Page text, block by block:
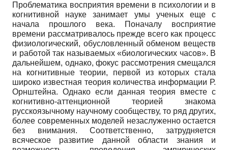
Проблематика восприятия времени в психологии и в
когнитивной науке занимает умы ученых еще с
начала прошлого века. Поначалу восприятие
времени рассматривалось прежде всего как процесс
физиологический, обусловленный обменом веществ
и работой так называемых «биологических часов». В
дальнейшем, однако, фокус рассмотрения смещался
на когнитивные теории, первой из которых стала
широко известная теория количества информации Р.
Орнштейна. Однако если данная теория вместе с
когнитивно-аттенционной теорией знакома
русскоязычному научному сообществу, то ряд других,
более современных моделей незаслуженно остается
без внимания. Соответственно, затрудняется
всяческое развитие данной области знания и